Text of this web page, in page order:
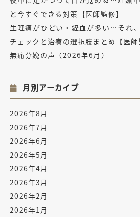
と今すぐできる対策【医師監修】
生理痛がひどい・経血が多い…それ
チェックと治療の選択肢まとめ【医師
無痛分娩の声（2026年6月）
月別アーカイブ
2026年8月
2026年7月
2026年6月
2026年5月
2026年4月
2026年3月
2026年2月
2026年1月